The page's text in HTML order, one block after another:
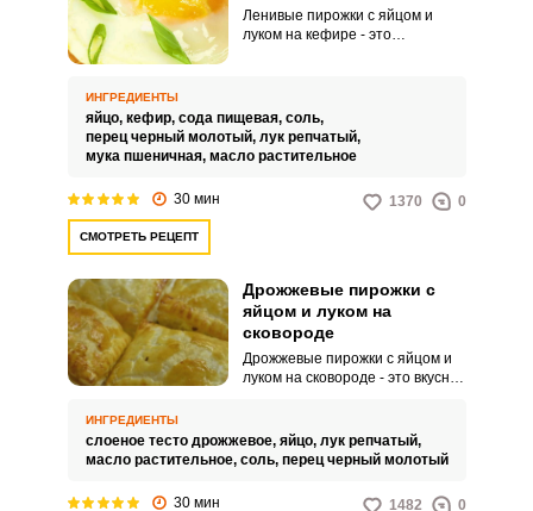
Ленивые пирожки с яйцом и
луком на кефире - это
приготовлено в домашних
условиях с относительно
доступными ингредиентами.
Это блюдо получило название
простоты и быстроты
подход.
ИНГРЕДИЕНТЫ
яйцо, кефир, сода пищевая, соль,
перец черный молотый, лук репчатый,
мука пшеничная, масло растительное
30 мин 1370 0
СМОТРЕТЬ РЕЦЕПТ
Дрожжевые пирожки с
яйцом и луком на
сковороде
Дрожжевые пирожки с яйцом и
луком на сковороде - это вкусное
или легкого обеда. Вкус
пирожков сочетает в себе
обжаренного лука, что придает
ИНГРЕДИЕНТЫ
слоеное тесто дрожжевое, яйцо, лук репчатый,
масло растительное, соль, перец черный молотый
30 мин 1482 0